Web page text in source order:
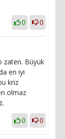
0 0
zaten. Büyük
en iyi
kriz
olmaz
0 0